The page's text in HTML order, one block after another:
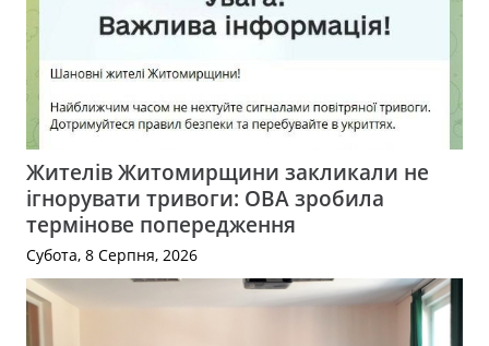
Жителів Житомирщини закликали не
ігнорувати тривоги: ОВА зробила
термінове попередження
Субота, 8 Серпня, 2026